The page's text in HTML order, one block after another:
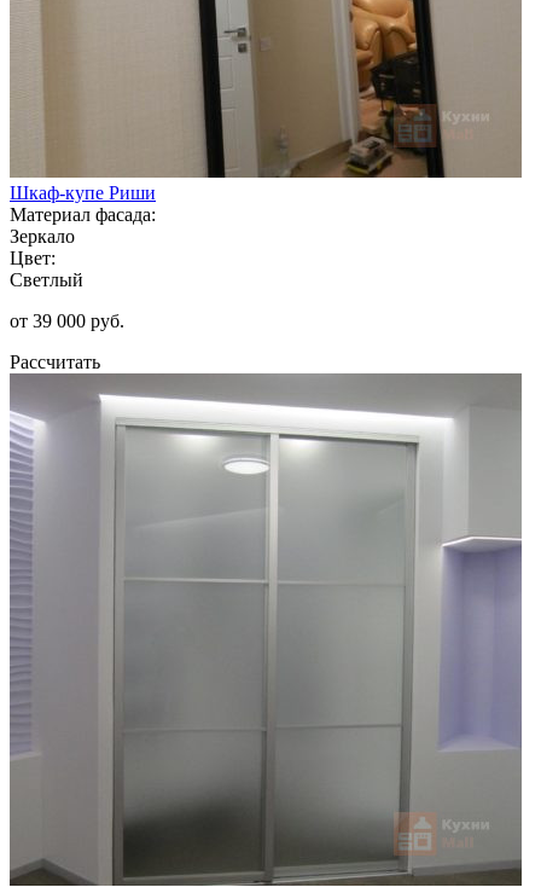
Шкаф-купе Риши
Материал фасада:
Зеркало
Цвет:
Светлый
от 39 000 руб.
Рассчитать